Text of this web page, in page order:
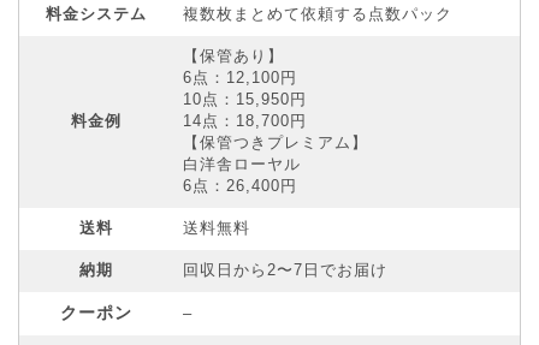
料金システム 複数枚まとめて依頼する点数パック
料金例
【保管あり】
6点：12,100円
10点：15,950円
14点：18,700円
【保管つきプレミアム】
白洋舎ローヤル
6点：26,400円
送料 送料無料
納期 回収日から2〜7日でお届け
クーポン –